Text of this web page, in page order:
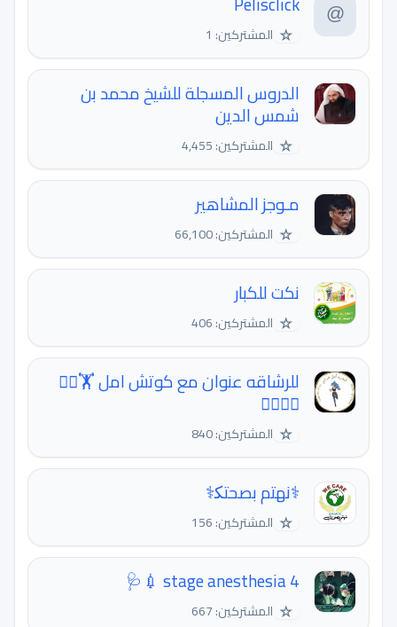
☆ المشتركين: 1
الدروس المسجلة للشيخ محمد بن
شمس الدين
☆ المشتركين: 4,455
مـوجز المشاهير
☆ المشتركين: 66,100
نكت للكبار
☆ المشتركين: 406
للرشاقه عنوان مع كوتش امل 🏋️🏋️‍♀️
🤸‍♀️🤸‍♂️
☆ المشتركين: 840
‍⚕نهتم بصحتك‍⚕
☆ المشتركين: 156
4 stage anesthesia 💉🩺
☆ المشتركين: 667